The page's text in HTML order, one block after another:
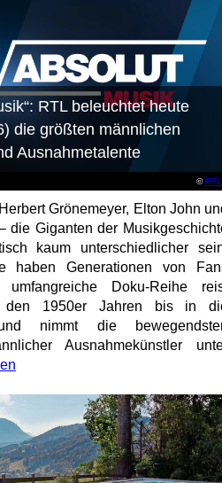
© RTL
RTL beleuchtet heute
die größten männlichen
Ausnahmetalente
Grönemeyer, Elton John
die Giganten der
kaum unterschiedlicher
haben Generationen von
Doku-Reihe
den 1950er Jahren bis in
nimmt die
Ausnahmekünstler